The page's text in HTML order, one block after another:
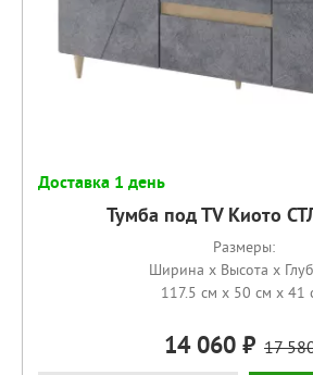
Доставка 1 день
Тумба под ТV Киото
Размеры:
Ширина x Высота x
117.5 см x 50 см x 41
14 060 17